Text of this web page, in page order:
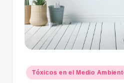
Posted
in
Tóxicos en el Medio